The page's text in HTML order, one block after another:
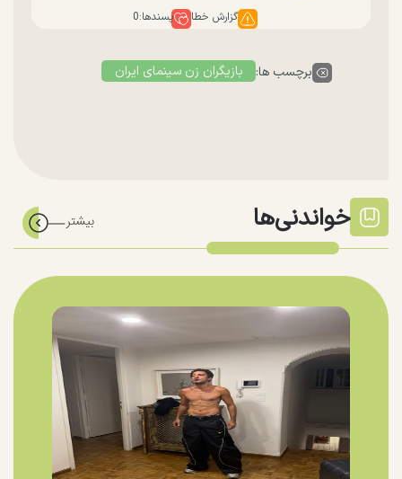
گزارش خطا پسندها:0
برچسب ها: بازیگران زن سینمای ایران
خواندنی‌ها